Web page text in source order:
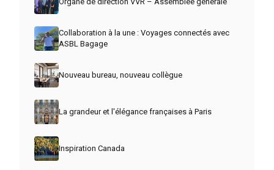
Collaboration à la une : Voyages connectés avec
ASBL Bagage
Nouveau bureau, nouveau collègue
La grandeur et l'élégance françaises à Paris
Inspiration Canada